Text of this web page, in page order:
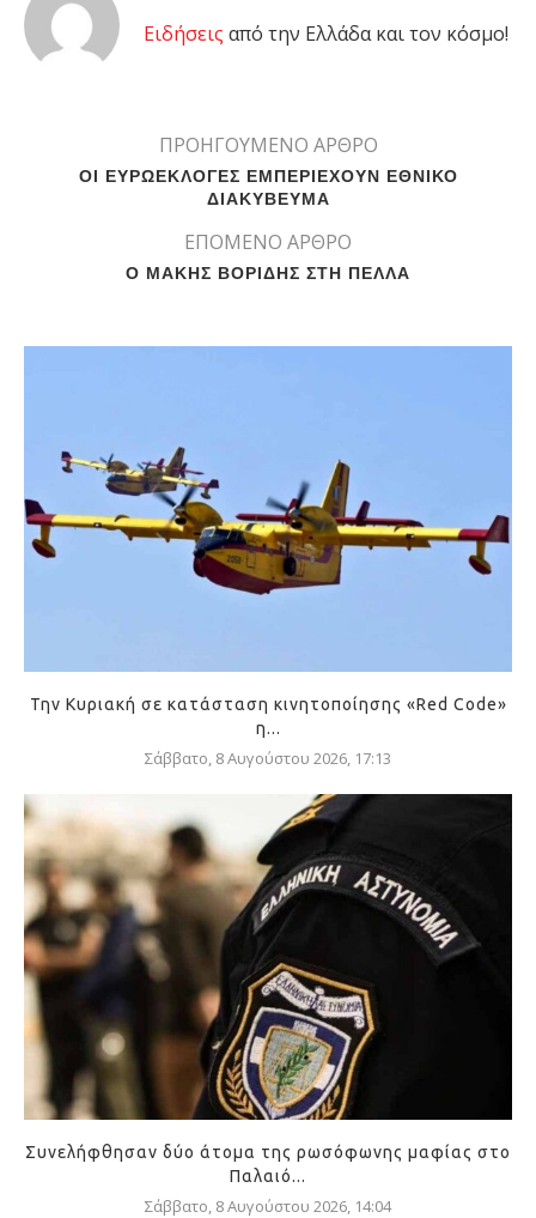
Eιδήσεις από την Ελλάδα και τον κόσμο!
ΠΡΟΗΓΟΥΜΕΝΟ ΑΡΘΡΟ
ΟΙ ΕΥΡΩΕΚΛΟΓΕΣ ΕΜΠΕΡΙΕΧΟΥΝ ΕΘΝΙΚΟ
ΔΙΑΚΥΒΕΥΜΑ
ΕΠΟΜΕΝΟ ΑΡΘΡΟ
Ο ΜΑΚΗΣ ΒΟΡΙΔΗΣ ΣΤΗ ΠΕΛΛΑ
Την Κυριακή σε κατάσταση κινητοποίησης «Red Code»
η...
Σάββατο, 8 Αυγούστου 2026, 17:13
Συνελήφθησαν δύο άτομα της ρωσόφωνης μαφίας στο
Παλαιό...
Σάββατο, 8 Αυγούστου 2026, 14:04